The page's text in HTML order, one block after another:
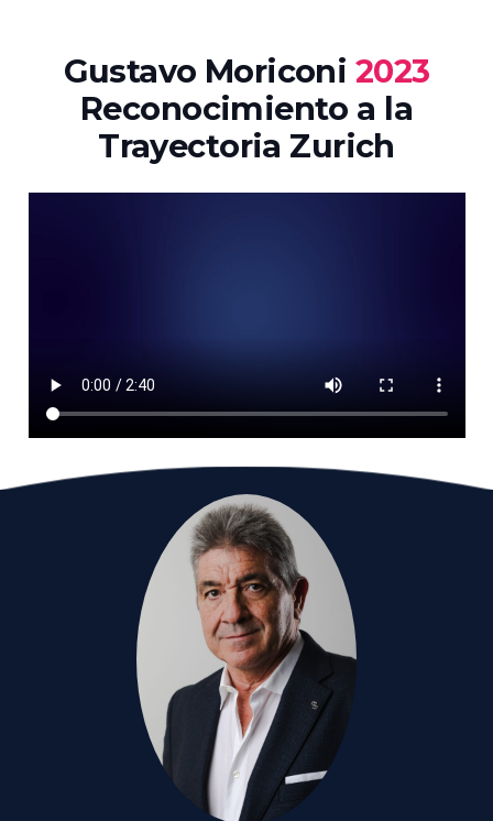
Gustavo Moriconi 2023
Reconocimiento a la
Trayectoria Zurich